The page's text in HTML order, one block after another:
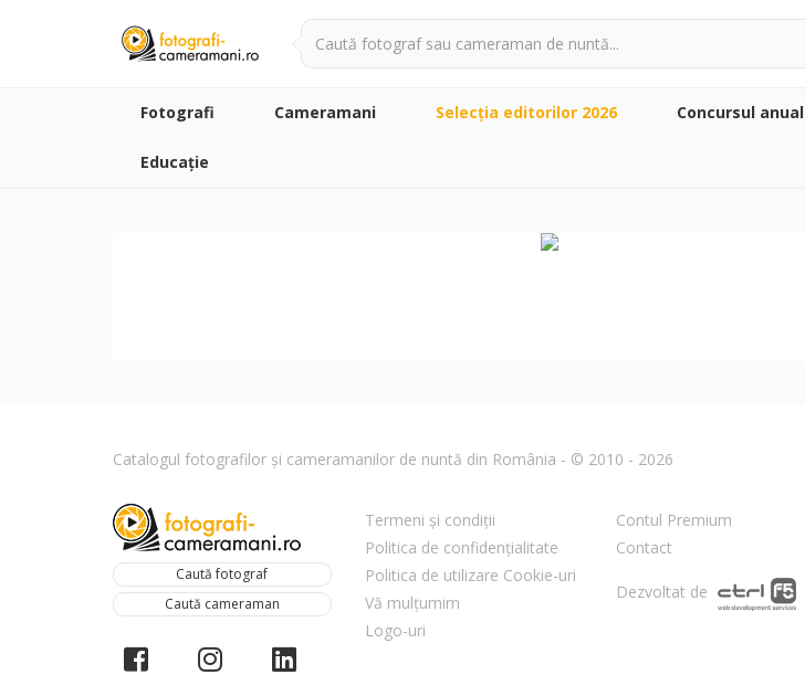
Fotografi Cameramani Selecţia editorilor 2026 Concursul anual
Educație
Catalogul fotografilor și cameramanilor de nuntă din România - © 2010 - 2026
Caută fotograf
Caută cameraman
Termeni și condiții
Politica de confidențialitate
Politica de utilizare Cookie-uri
Vă mulțumim
Logo-uri
Contul Premium
Contact
Dezvoltat de